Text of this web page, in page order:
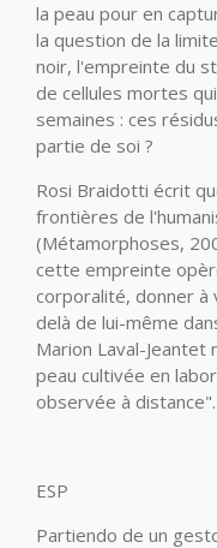
la peau pour en
la question de la
noir, l'empreinte du
de cellules mortes
semaines : ces
partie de soi ?
Rosi Braidotti écrit
frontières de
(Métamorphoses,
cette empreinte
corporalité, donner à
delà de lui-même
Marion Laval-
peau cultivée en
observée à distance".
ESP
Partiendo de un